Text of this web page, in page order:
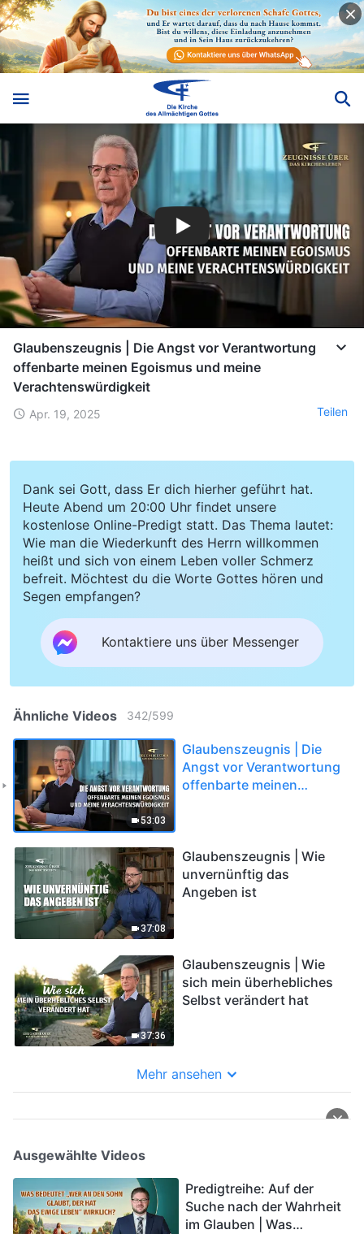
Glaubenszeugnis | Die Angst vor Verantwortung
offenbarte meinen Egoismus und meine
Verachtenswürdigkeit
Apr. 19, 2025 Teilen
Dank sei Gott, dass Er dich hierher geführt hat.
Heute Abend um 20:00 Uhr findet unsere
kostenlose Online-Predigt statt. Das Thema lautet:
Wie man die Wiederkunft des Herrn willkommen
heißt und sich von einem Leben voller Schmerz
befreit. Möchtest du die Worte Gottes hören und
Segen empfangen?
Kontaktiere uns über Messenger
Ähnliche Videos 342/599
53:03
Glaubenszeugnis | Die
Angst vor Verantwortung
offenbarte meinen
37:08
Glaubenszeugnis | Wie
unvernünftig das
Angeben ist
37:36
Glaubenszeugnis | Wie
sich mein überhebliches
Selbst verändert hat
Mehr ansehen
Ausgewählte Videos
Predigtreihe: Auf der
Suche nach der Wahrheit
im Glauben | Was